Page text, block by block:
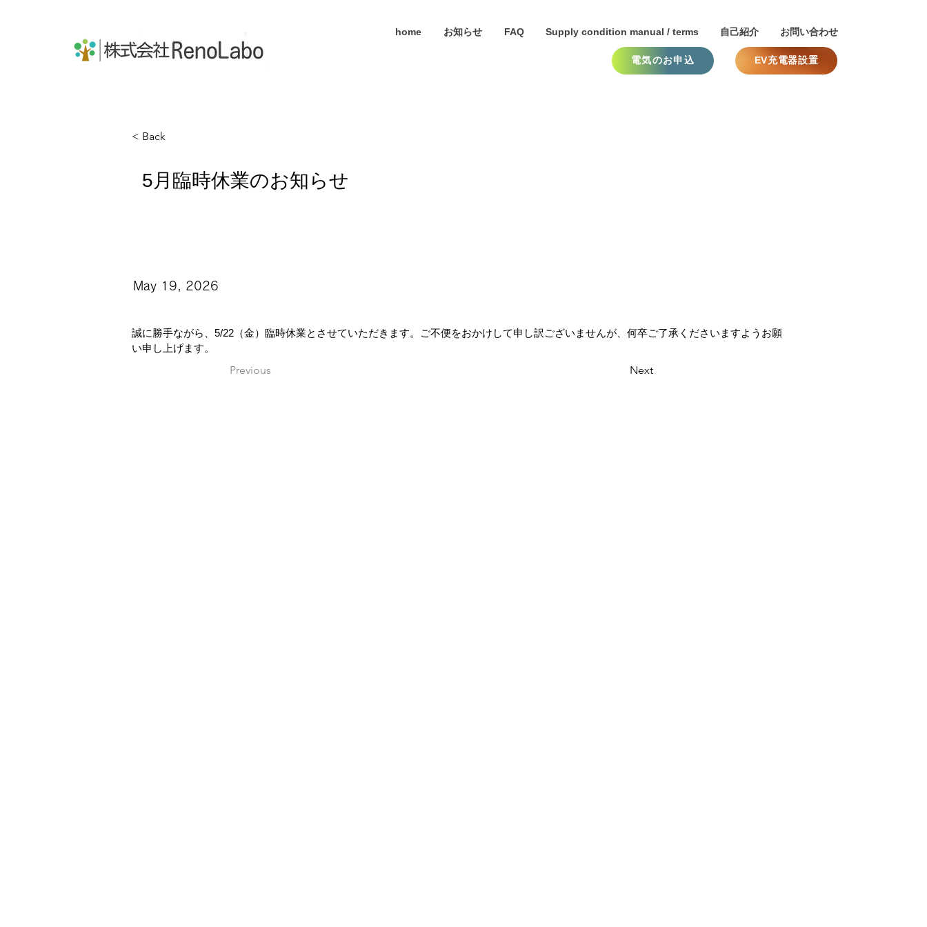
home お知らせ FAQ Supply condition manual / terms 自己紹介 お問い合わせ
電気のお申込 EV充電器設置
< Back
5月臨時休業のお知らせ
May 19, 2026
誠に勝手ながら、5/22（金）臨時休業とさせていただきます。ご不便をおかけして申し訳ございませんが、何卒ご了承くださいますようお願
い申し上げます。
Previous Next